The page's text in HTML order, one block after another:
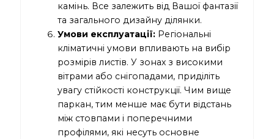
камінь. Все залежить від Вашої фантазії
та загального дизайну ділянки.
Умови експлуатації: Регіональні
кліматичні умови впливають на вибір
розмірів листів. У зонах з високими
вітрами або снігопадами, приділіть
увагу стійкості конструкції. Чим вище
паркан, тим менше має бути відстань
між стовпами і поперечними
профілями, які несуть основне